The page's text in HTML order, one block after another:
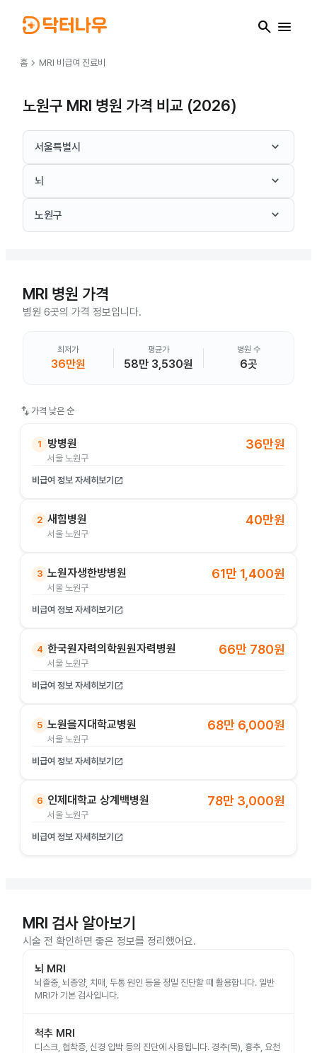
search menu
홈 chevron_right MRI 비급여 진료비
노원구 MRI 병원 가격 비교 (2026)
서울특별시 keyboard_arrow_down
뇌 keyboard_arrow_down
노원구 keyboard_arrow_down
MRI 병원 가격
병원 6곳의 가격 정보입니다.
최저가
36만원
평균가
58만 3,530원
병원 수
6곳
swap_vert 가격 낮은 순
1 방병원
서울 노원구
36만원
비급여 정보 자세히보기 open_in_new
2 새힘병원
서울 노원구
40만원
3 노원자생한방병원
서울 노원구
61만 1,400원
비급여 정보 자세히보기 open_in_new
4 한국원자력의학원원자력병원
서울 노원구
66만 780원
비급여 정보 자세히보기 open_in_new
5 노원을지대학교병원
서울 노원구
68만 6,000원
비급여 정보 자세히보기 open_in_new
6 인제대학교 상계백병원
서울 노원구
78만 3,000원
비급여 정보 자세히보기 open_in_new
MRI 검사 알아보기
시술 전 확인하면 좋은 정보를 정리했어요.
뇌 MRI
뇌졸중, 뇌종양, 치매, 두통 원인 등을 정밀 진단할 때 활용합니다. 일반
MRI가 기본 검사입니다.
척추 MRI
디스크, 협착증, 신경 압박 등의 진단에 사용됩니다. 경추(목), 흉추, 요천